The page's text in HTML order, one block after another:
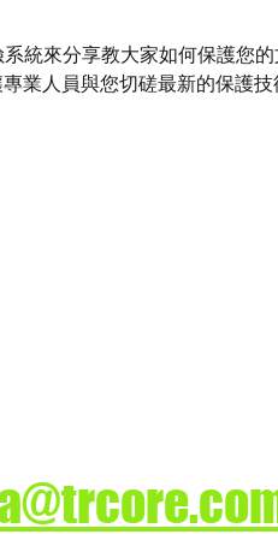
統來分享教大家如何保護您
業人員與您切磋最新的保護技